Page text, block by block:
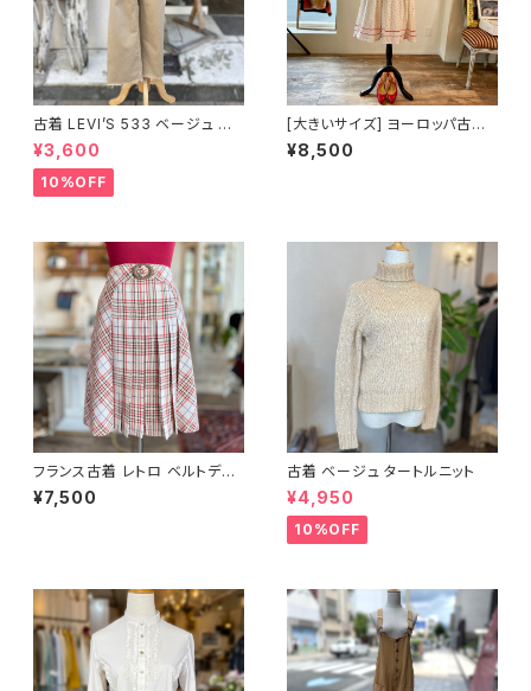
古着 LEVI’S 533 ベージュ コッ
トンパンツ
¥3,600
10%OFF
[大きいサイズ] ヨーロッパ古着
レトロドットプリーツワンピース
¥8,500
フランス古着 レトロ ベルトデザ
インチェック柄スカート
¥7,500
古着 ベージュ タートルニット
¥4,950
10%OFF